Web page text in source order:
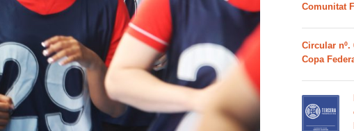
Comunitat
Circular nº.
Copa